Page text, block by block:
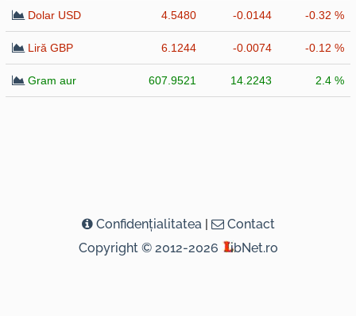
Dolar USD 4.5480 -0.0144 -0.32 %
Liră GBP 6.1244 -0.0074 -0.12 %
Gram aur 607.9521 14.2243 2.4 %
Confidenţialitatea |
Contact
Copyright © 2012-2026
ibNet.ro